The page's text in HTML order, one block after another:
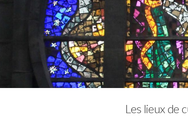
Christianisme, Sfax,
Les lieux de